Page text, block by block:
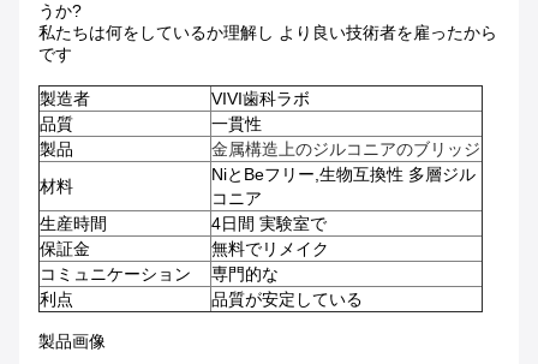
うか?
私たちは何をしているか理解し より良い技術者を雇ったから
です
製造者
VIVI歯科ラボ
品質
一貫性
製品
金属構造上のジルコニアのブリッジ
材料
NiとBeフリー,生物互換性 多層ジル
コニア
生産時間
4日間 実験室で
保証金
無料でリメイク
コミュニケーション
専門的な
利点
品質が安定している
製品画像